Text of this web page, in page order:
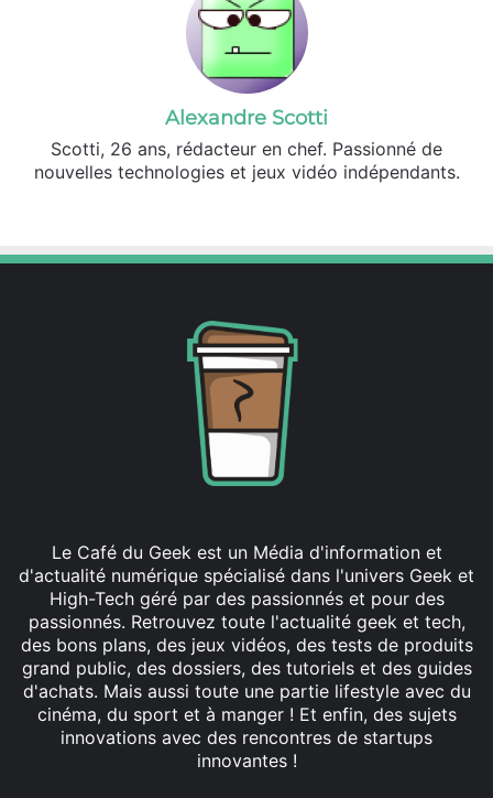
Alexandre Scotti
Scotti, 26 ans, rédacteur en chef. Passionné de
nouvelles technologies et jeux vidéo indépendants.
Le Café du Geek est un Média d'information et
d'actualité numérique spécialisé dans l'univers Geek et
High-Tech géré par des passionnés et pour des
passionnés. Retrouvez toute l'actualité geek et tech,
des bons plans, des jeux vidéos, des tests de produits
grand public, des dossiers, des tutoriels et des guides
d'achats. Mais aussi toute une partie lifestyle avec du
cinéma, du sport et à manger ! Et enfin, des sujets
innovations avec des rencontres de startups
innovantes !